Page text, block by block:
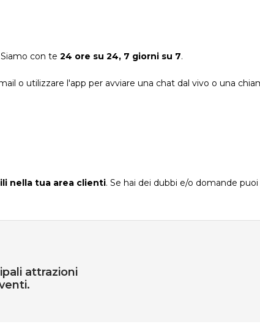
Siamo con te 24 ore su 24, 7 giorni su 7.
o utilizzare l'app per avviare una chat dal vivo o una
nella tua area clienti. Se hai dei dubbi e/o domande
attrazioni